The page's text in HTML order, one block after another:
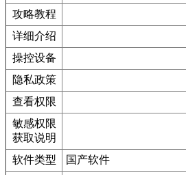
攻略教程
详细介绍
操控设备
隐私政策
查看权限
敏感权限
获取说明
软件类型
国产软件